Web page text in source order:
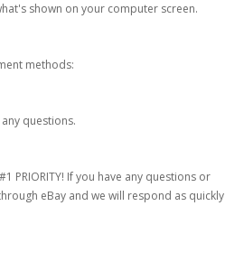
shown on your computer screen.
methods:
questions.
PRIORITY! If you have any questions or
eBay and we will respond as quickly